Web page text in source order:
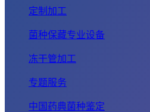
定制加工
菌种保藏专业设备
冻干管加工
专题服务
中国药典菌种鉴定